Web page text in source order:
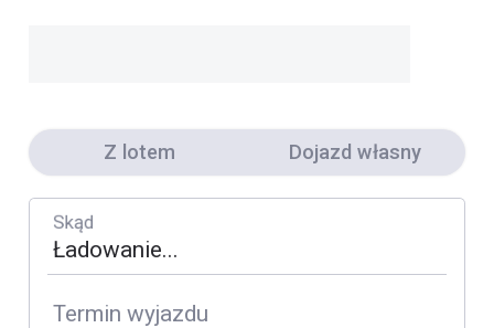
Z lotem Dojazd własny
Skąd
Termin wyjazdu